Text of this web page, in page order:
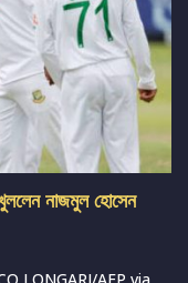
নাজমুল হোসেন
LONGARI/AFP via